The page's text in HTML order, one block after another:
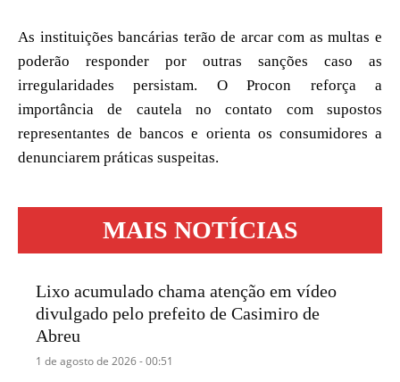
As instituições bancárias terão de arcar com as multas e
poderão responder por outras sanções caso as
irregularidades persistam. O Procon reforça a
importância de cautela no contato com supostos
representantes de bancos e orienta os consumidores a
denunciarem práticas suspeitas.
MAIS NOTÍCIAS
Lixo acumulado chama atenção em vídeo
divulgado pelo prefeito de Casimiro de
Abreu
1 de agosto de 2026 - 00:51